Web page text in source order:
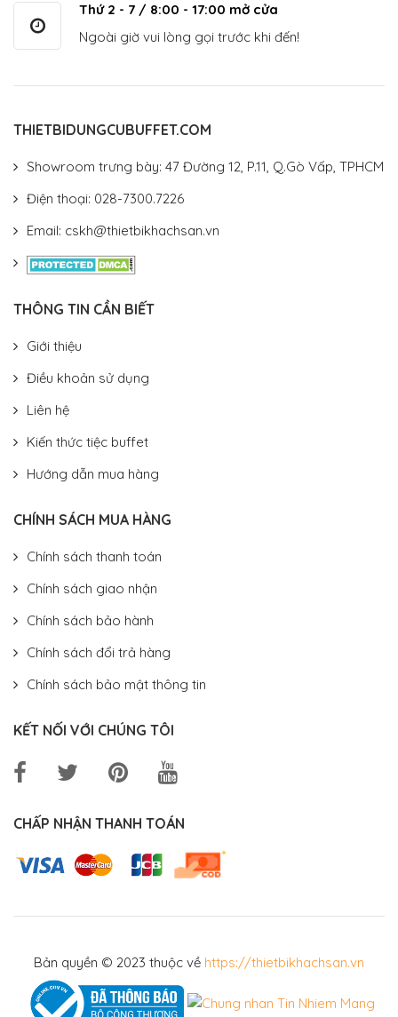
Thứ 2 - 7 / 8:00 - 17:00 mở cửa
Ngoài giờ vui lòng gọi trước khi đến!
THIETBIDUNGCUBUFFET.COM
Showroom trưng bày: 47 Đường 12, P.11, Q.Gò Vấp, TPHCM
Điện thoại: 028-7300.7226
Email: cskh@thietbikhachsan.vn
THÔNG TIN CẦN BIẾT
Giới thiệu
Điều khoản sử dụng
Liên hệ
Kiến thức tiệc buffet
Hướng dẫn mua hàng
CHÍNH SÁCH MUA HÀNG
Chính sách thanh toán
Chính sách giao nhận
Chính sách bảo hành
Chính sách đổi trả hàng
Chính sách bảo mật thông tin
KẾT NỐI VỚI CHÚNG TÔI
CHẤP NHẬN THANH TOÁN
Bản quyền © 2023 thuộc về https://thietbikhachsan.vn